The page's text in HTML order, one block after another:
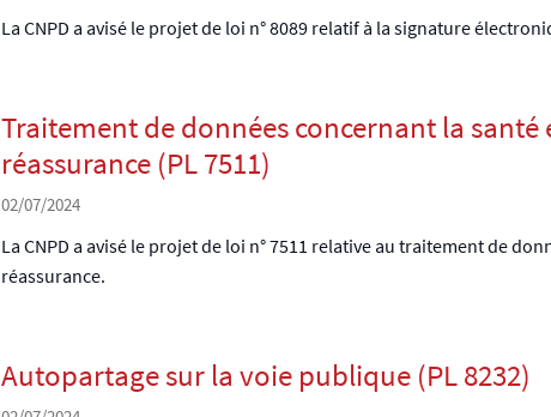
La CNPD a avisé le projet de loi n° 8089 relatif à la signature
Traitement de données concernant la
réassurance (PL 7511)
02/07/2024
La CNPD a avisé le projet de loi n° 7511 relative au traitement de
réassurance.
Autopartage sur la voie publique (PL 8232)